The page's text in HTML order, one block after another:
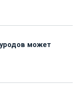
может